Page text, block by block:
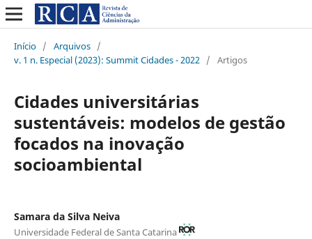
Início / Arquivos /
v. 1 n. Especial (2023): Summit Cidades - 2022 / Artigos
Cidades universitárias
sustentáveis: modelos de gestão
focados na inovação
socioambiental
Samara da Silva Neiva
Universidade Federal de Santa Catarina